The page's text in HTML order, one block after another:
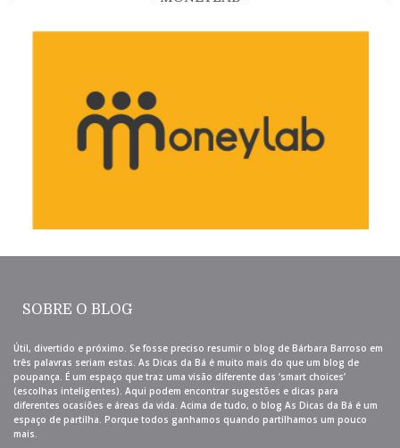
SOBRE O BLOG
Útil, divertido e próximo. Se fosse preciso resumir o blog de Bárbara Barroso em
três palavras seriam estas. As Dicas da Bá é muito mais do que um blog de
poupança. É um espaço que traz uma visão diferente das ‘smart choices’
(escolhas inteligentes). Aqui podem encontrar sugestões e dicas para
diferentes ocasiões e áreas da vida. Acima de tudo, o blog As Dicas da Bá é um
espaço de partilha. Porque todos ganhamos quando partilhamos um pouco
mais.